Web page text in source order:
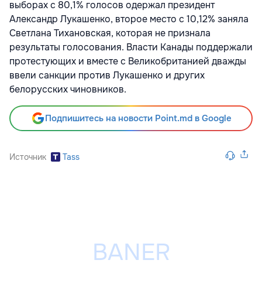
выборах с 80,1% голосов одержал президент
Александр Лукашенко, второе место с 10,12% заняла
Светлана Тихановская, которая не признала
результаты голосования. Власти Канады поддержали
протестующих и вместе с Великобританией дважды
ввели санкции против Лукашенко и других
белорусских чиновников.
Подпишитесь на новости Point.md в Google
Источник Tass